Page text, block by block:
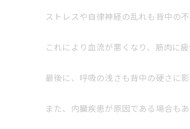
ストレスや自律神経の乱れも背中の不
これにより血流が悪くなり、筋肉に
最後に、呼吸の浅さも背中の硬さに
また、内臓疾患が原因である場合も